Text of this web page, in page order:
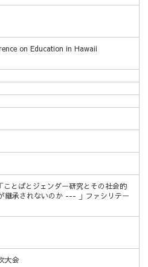
on Education in Hawaii
とばとジェンダー研究とその社会的
継承されないのか --- 」ファシリテー
大会